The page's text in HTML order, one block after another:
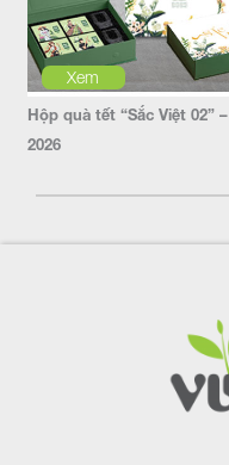
Xem
Hộp quà tết “Sắc Việt 02” –
2026